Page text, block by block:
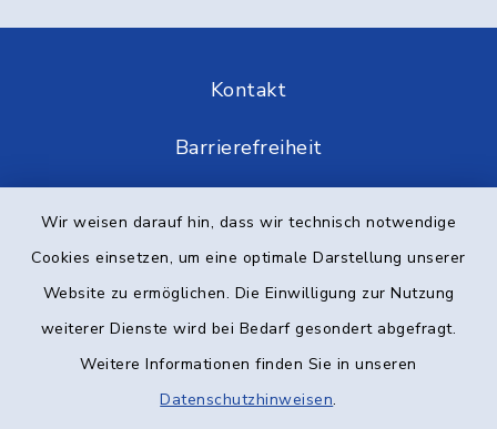
Wir weisen darauf hin, dass wir technisch notwendige
Cookies einsetzen, um eine optimale Darstellung unserer
Website zu ermöglichen. Die Einwilligung zur Nutzung
weiterer Dienste wird bei Bedarf gesondert abgefragt.
Weitere Informationen finden Sie in unseren
Datenschutzhinweisen.
Kontakt
Barrierefreiheit
Impressum
Elektronische Kommunikation
Sitemap